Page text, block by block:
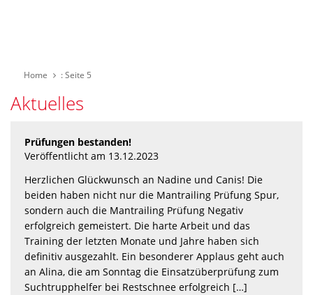
Home : Seite 5
aktuelles
Prüfungen bestanden!
Veröffentlicht am 13.12.2023
Herzlichen Glückwunsch an Nadine und Canis! Die
beiden haben nicht nur die Mantrailing Prüfung Spur,
sondern auch die Mantrailing Prüfung Negativ
erfolgreich gemeistert. Die harte Arbeit und das
Training der letzten Monate und Jahre haben sich
definitiv ausgezahlt. Ein besonderer Applaus geht auch
an Alina, die am Sonntag die Einsatzüberprüfung zum
Suchtrupphelfer bei Restschnee erfolgreich […]